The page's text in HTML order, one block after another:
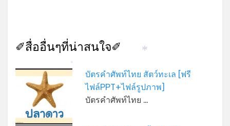
✐สื่ออื่นๆที่น่าสนใจ✐
บัตรคำศัพท์ไทย สัตว์ทะเล [ฟรี
ไฟล์PPT+ไฟล์รูปภาพ]
บัตรคำศัพท์ไทย …
*